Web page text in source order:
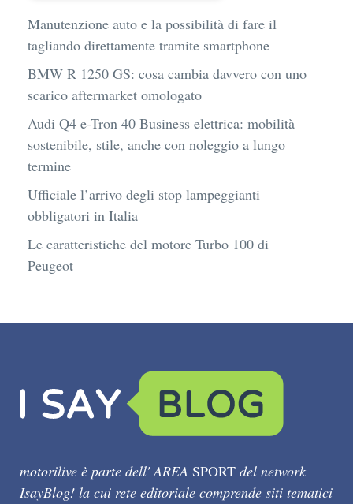
Manutenzione auto e la possibilità di fare il
tagliando direttamente tramite smartphone
BMW R 1250 GS: cosa cambia davvero con uno
scarico aftermarket omologato
Audi Q4 e-Tron 40 Business elettrica: mobilità
sostenibile, stile, anche con noleggio a lungo
termine
Ufficiale l’arrivo degli stop lampeggianti
obbligatori in Italia
Le caratteristiche del motore Turbo 100 di
Peugeot
motorilive è parte dell' AREA SPORT del network
IsayBlog! la cui rete editoriale comprende siti tematici